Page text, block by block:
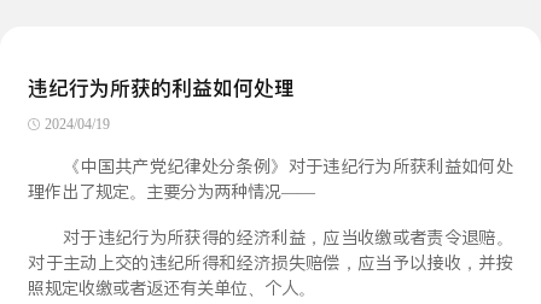
违纪行为所获的利益如何处理
2024/04/19
《中国共产党纪律处分条例》对于违纪行为所获利益如何处
理作出了规定。主要分为两种情况——
对于违纪行为所获得的经济利益，应当收缴或者责令退赔。
对于主动上交的违纪所得和经济损失赔偿，应当予以接收，并按
照规定收缴或者返还有关单位、个人。